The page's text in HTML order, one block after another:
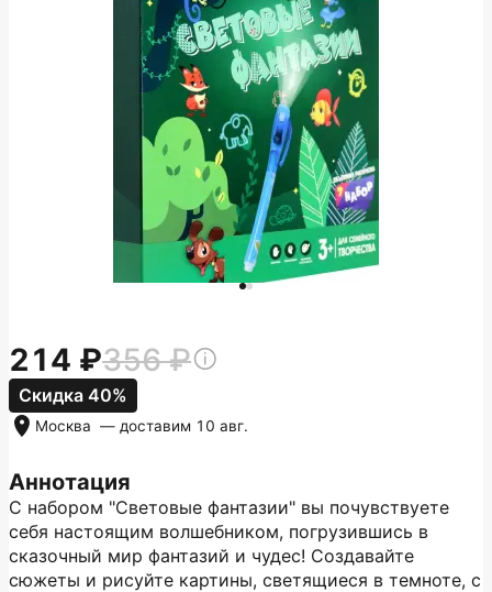
Аннотация
С набором "Световые фантазии" вы почувствуете
себя настоящим волшебником, погрузившись в
сказочный мир фантазий и чудес! Создавайте
сюжеты и рисуйте картины, светящиеся в темноте, с
214 356
Скидка 40%
Москва — доставим 10 авг.